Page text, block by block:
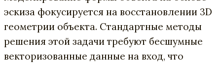
эскиза фокусируется на восстановлении 3D
геометрии объекта. Стандартные методы
решения этой задачи требуют бесшумные
векторизованные данные на вход, что